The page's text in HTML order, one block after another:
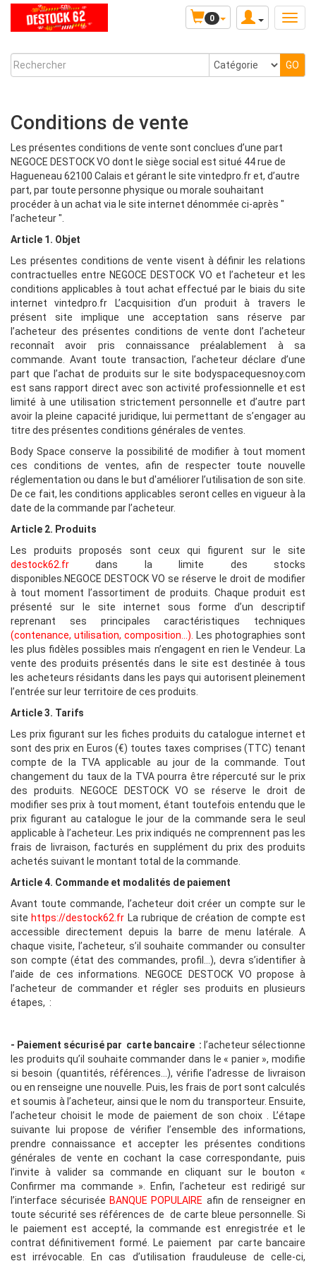
0
Conditions de vente
Les présentes conditions de vente sont conclues d’une part
NEGOCE DESTOCK VO dont le siège social est situé 44 rue de
Hagueneau 62100 Calais et gérant le site vintedpro.fr et, d’autre
part, par toute personne physique ou morale souhaitant
procéder à un achat via le site internet dénommée ci-après "
l’acheteur ".
Article 1. Objet
Les présentes conditions de vente visent à définir les relations
contractuelles entre NEGOCE DESTOCK VO et l’acheteur et les
conditions applicables à tout achat effectué par le biais du site
internet vintedpro.fr L’acquisition d’un produit à travers le
présent site implique une acceptation sans réserve par
l’acheteur des présentes conditions de vente dont l’acheteur
reconnaît avoir pris connaissance préalablement à sa
commande. Avant toute transaction, l’acheteur déclare d’une
part que l’achat de produits sur le site bodyspacequesnoy.com
est sans rapport direct avec son activité professionnelle et est
limité à une utilisation strictement personnelle et d’autre part
avoir la pleine capacité juridique, lui permettant de s’engager au
titre des présentes conditions générales de ventes.
Body Space conserve la possibilité de modifier à tout moment
ces conditions de ventes, afin de respecter toute nouvelle
réglementation ou dans le but d'améliorer l’utilisation de son site.
De ce fait, les conditions applicables seront celles en vigueur à la
date de la commande par l’acheteur.
Article 2. Produits
Les produits proposés sont ceux qui figurent sur le site
destock62.frdans la limite des stocks
disponibles.NEGOCE DESTOCK VO se réserve le droit de modifier
à tout moment l’assortiment de produits. Chaque produit est
présenté sur le site internet sous forme d’un descriptif
reprenant ses principales caractéristiques techniques
(contenance, utilisation, composition…).
Les photographies sont
les plus fidèles possibles mais n’engagent en rien le Vendeur. La
vente des produits présentés dans le site est destinée à tous
les acheteurs résidants dans les pays qui autorisent pleinement
l’entrée sur leur territoire de ces produits.
Article 3. Tarifs
Les prix figurant sur les fiches produits du catalogue internet et
sont des prix en Euros (€) toutes taxes comprises (TTC) tenant
compte de la TVA applicable au jour de la commande. Tout
changement du taux de la TVA pourra être répercuté sur le prix
des produits. NEGOCE DESTOCK VO se réserve le droit de
modifier ses prix à tout moment, étant toutefois entendu que le
prix figurant au catalogue le jour de la commande sera le seul
applicable à l’acheteur. Les prix indiqués ne comprennent pas les
frais de livraison, facturés en supplément du prix des produits
achetés suivant le montant total de la commande.
Article 4. Commande et modalités de paiement
Avant toute commande, l’acheteur doit créer un compte sur le
site https://destock62.fr La rubrique de création de compte est
accessible directement depuis la barre de menu latérale. A
chaque visite, l’acheteur, s’il souhaite commander ou consulter
son compte (état des commandes, profil…), devra s’identifier à
l’aide de ces informations. NEGOCE DESTOCK VO propose à
l’acheteur de commander et régler ses produits en plusieurs
étapes, :
- Paiement sécurisé par carte bancaire : l’acheteur sélectionne
les produits qu’il souhaite commander dans le « panier », modifie
si besoin (quantités, références…), vérifie l’adresse de livraison
ou en renseigne une nouvelle. Puis, les frais de port sont calculés
et soumis à l’acheteur, ainsi que le nom du transporteur. Ensuite,
l’acheteur choisit le mode de paiement de son choix . L’étape
suivante lui propose de vérifier l’ensemble des informations,
prendre connaissance et accepter les présentes conditions
générales de vente en cochant la case correspondante, puis
l’invite à valider sa commande en cliquant sur le bouton «
Confirmer ma commande ». Enfin, l’acheteur est redirigé sur
l’interface sécurisée BANQUE POPULAIRE afin de renseigner en
toute sécurité ses références de de carte bleue personnelle. Si
le paiement est accepté, la commande est enregistrée et le
contrat définitivement formé. Le paiement par carte bancaire
est irrévocable. En cas d’utilisation frauduleuse de celle-ci,